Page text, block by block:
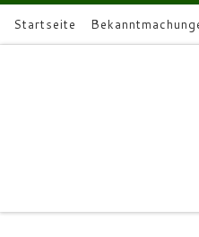
Zum Inhalt springen
Startseite